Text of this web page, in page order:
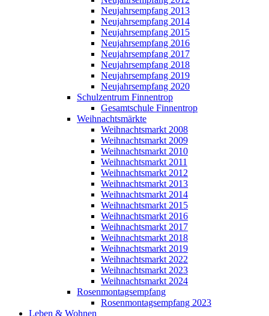
Neujahrsempfang 2013
Neujahrsempfang 2014
Neujahrsempfang 2015
Neujahrsempfang 2016
Neujahrsempfang 2017
Neujahrsempfang 2018
Neujahrsempfang 2019
Neujahrsempfang 2020
Schulzentrum Finnentrop
Gesamtschule Finnentrop
Weihnachtsmärkte
Weihnachtsmarkt 2008
Weihnachtsmarkt 2009
Weihnachtsmarkt 2010
Weihnachtsmarkt 2011
Weihnachtsmarkt 2012
Weihnachtsmarkt 2013
Weihnachtsmarkt 2014
Weihnachtsmarkt 2015
Weihnachtsmarkt 2016
Weihnachtsmarkt 2017
Weihnachtsmarkt 2018
Weihnachtsmarkt 2019
Weihnachtsmarkt 2022
Weihnachtsmarkt 2023
Weihnachtsmarkt 2024
Rosenmontagsempfang
Rosenmontagsempfang 2023
Leben & Wohnen